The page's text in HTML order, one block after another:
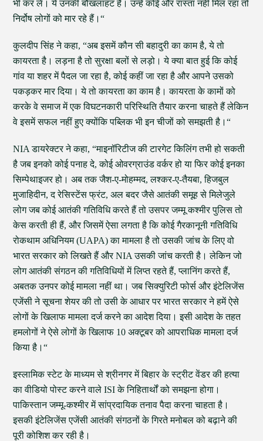
भी कर लें। ये उनकी बौखलाहट है। उन्हें कोई और रास्ता नहीं मिल रहा तो
निर्दोष लोगों को मार रहे हैं।“
कुलदीप सिंह ने कहा, “अब इसमें कौन सी बहादुरी का काम है, ये तो
कायरता है। लड़ना है तो सुरक्षा बलों से लड़ो। ये क्या बात हुई कि कोई
गांव या शहर में पैदल जा रहा है, कोई कहीं जा रहा है और आपने उसको
पकड़कर मार दिया। ये तो कायरता का काम है। कायरता के कामों को
करके वे समाज में एक विघटनकारी परिस्थिति तैयार करना चाहते हैं लेकिन
वे इसमें सफल नहीं हुए क्योंकि पब्लिक भी इन चीजों को समझती है।“
NIA डायरेक्टर ने कहा, “माइनॉरिटीज की टारगेट किलिंग तभी हो सकती
है जब इनको कोई पनाह दे, कोई ओवरग्राउंड वर्कर हो या फिर कोई इनका
सिम्पेथाइजर हो। अब तक जैश-ए-मोहम्मद, लश्कर-ए-तैयबा, हिजबुल
मुजाहिदीन, द रेसिस्टेंस फ्रंट, अल बदर जैसे आतंकी समूह से मिलेजुले
लोग जब कोई आतंकी गतिविधि करते हैं तो उसपर जम्मू कश्मीर पुलिस तो
केस करती ही हैं, और जिसमें ऐसा लगता है कि कोई गैरकानूनी गतिविधि
रोकथाम अधिनियम (UAPA) का मामला है तो उसकी जांच के लिए वो
भारत सरकार को लिखते हैं और NIA उसकी जांच करती है। लेकिन जो
लोग आतंकी संगठन की गतिविधियों में लिप्त रहते हैं, प्लानिंग करते हैं,
अबतक उनपर कोई मामला नहीं था। जब सिक्युरिटी फोर्स और इंटेलिजेंस
एजेंसी ने सूचना शेयर की तो उसी के आधार पर भारत सरकार ने हमें ऐसे
लोगों के खिलाफ मामला दर्ज करने का आदेश दिया। इसी आदेश के तहत
हमलोगों ने ऐसे लोगों के खिलाफ 10 अक्टूबर को आपराधिक मामला दर्ज
किया है।“
इस्लामिक स्टेट के माध्यम से श्रीनगर में बिहार के स्ट्रीट वेंडर की हत्या
का वीडियो पोस्ट करने वाले ISI के निहितार्थों को समझना होगा।
पाकिस्तान जम्मू-कश्मीर में सांप्रदायिक तनाव पैदा करना चाहता है।
इसकी इंटेलिजेंस एजेंसी आतंकी संगठनों के गिरते मनोबल को बढ़ाने की
पूरी कोशिश कर रही है।